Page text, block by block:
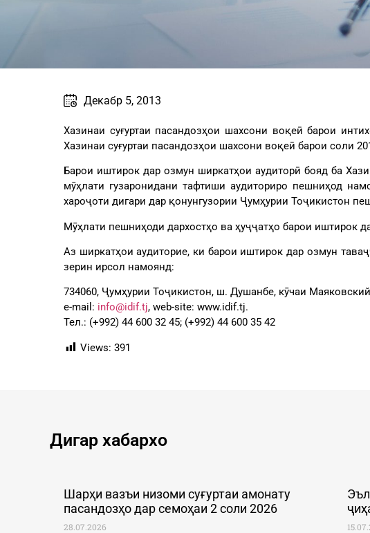
Декабр 5, 2013
Хазинаи суғуртаи пасандозҳои шахсони воқеӣ барои
Хазинаи суғуртаи пасандозҳои шахсони воқеӣ барои соли
Барои иштирок дар озмун ширкатҳои аудиторӣ бояд ба
мӯҳлати гузаронидани тафтиши аудиториро пешниҳод
хароҷоти дигари дар қонунгузории Ҷумҳурии Тоҷикистон
Мӯҳлати пешниҳоди дархостҳо ва ҳуҷҷатҳо барои иштирок
Аз ширкатҳои аудиторие, ки барои иштирок дар озмун
зерин ирсол намоянд:
734060, Ҷумҳурии Тоҷикистон, ш. Душанбе, кӯчаи
е-mail: info@idif.tj, web-site: www.idif.tj.
Тел.: (+992) 44 600 32 45; (+992) 44 600 35 42
Views: 391
Дигар хабархо
Шарҳи вазъи низоми суғуртаи амонату
пасандозҳо дар семоҳаи 2 соли 2026
28.07.2026